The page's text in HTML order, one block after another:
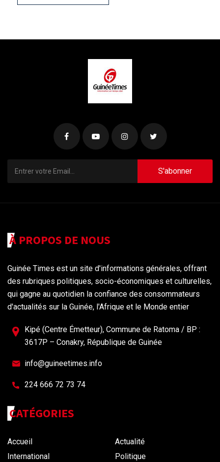
S'abonner
À PROPOS DE NOUS
Guinée Times est un site d'informations générales, offrant
des rubriques politiques, socio-économiques et culturelles,
qui gagne au quotidien la confiance des consommateurs
d'actualités sur la Guinée, l'Afrique et le Monde entier
Kipé (Centre Émetteur), Commune de Ratoma / BP :
3617P – Conakry, République de Guinée
info@guineetimes.info
224 666 72 73 74
CATÉGORIES
Accueil
Actualité
International
Politique